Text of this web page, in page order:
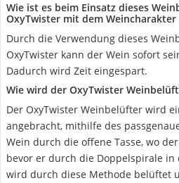
Wie ist es beim Einsatz dieses
OxyTwister mit dem Weincharakter
Durch die Verwendung dieses
OxyTwister kann der Wein sofort
Dadurch wird Zeit eingespart.
Wie wird der OxyTwister
Der OxyTwister Weinbelüfter wird
angebracht, mithilfe des
Wein durch die offene Tasse, wo
bevor er durch die Doppelspirale in
wird durch diese Methode belüftet